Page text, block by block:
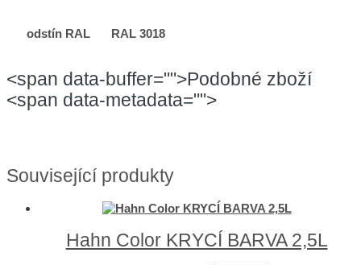
odstín RAL RAL 3018
<span data-buffer="">Podobné zboží
<span data-metadata="">
Související produkty
Hahn Color KRYCÍ BARVA 2,5L